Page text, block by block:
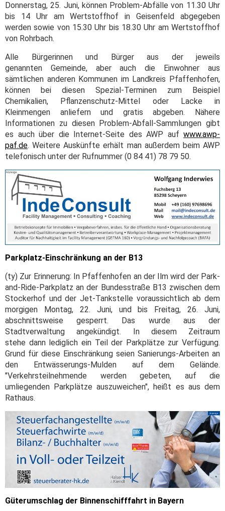
Donnerstag, 25. Juni, können Problem-Abfälle von 11.30 Uhr
bis 14 Uhr am Wertstoffhof in Geisenfeld abgegeben
werden sowie von 15.30 Uhr bis 18.30 Uhr am Wertstoffhof
von Rohrbach.
Alle Bürgerinnen und Bürger aus der jeweils
genannten Gemeinde, aber auch die Einwohner aus
sämtlichen anderen Kommunen im Landkreis Pfaffenhofen,
können bei diesen Spezial-Terminen zum Beispiel
Chemikalien, Pflanzenschutz-Mittel oder Lacke in
Kleinmengen anliefern und gratis abgeben. Nähere
Informationen zu diesen Problem-Abfall-Sammlungen gibt
es auch über die Internet-Seite des AWP auf www.awp-
paf.de. Weitere Auskünfte erhält man außerdem beim AWP
telefonisch unter der Rufnummer (0 84 41) 78 79 50.
Parkplatz-Einschränkung an der B13
(ty) Zur Erinnerung: In Pfaffenhofen an der Ilm wird der Park-
and-Ride-Parkplatz an der Bundesstraße B13 zwischen dem
Stockerhof und der Jet-Tankstelle voraussichtlich ab dem
morgigen Montag, 22. Juni, und bis Freitag, 26. Juni,
abschnittsweise gesperrt. Das wurde aus der
Stadtverwaltung angekündigt. In diesem Zeitraum
stehe dann lediglich ein Teil der Parkplätze zur Verfügung.
Grund für diese Einschränkung seien Sanierungs-Arbeiten an
den Entwässerungs-Mulden auf dem Gelände.
"Verkehrsteilnehmende werden gebeten, auf die
umliegenden Parkplätze auszuweichen", heißt es aus dem
Rathaus.
Güterumschlag der Binnenschifffahrt in Bayern